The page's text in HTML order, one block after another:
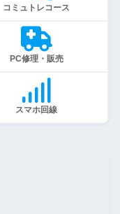
コミュトレコース
PC修理・販売
スマホ回線